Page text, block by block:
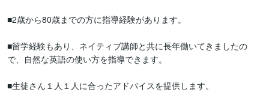
■2歳から80歳までの方に指導経験があります。
■留学経験もあり、ネイティブ講師と共に長年働いてきましたの
で、自然な英語の使い方を指導できます。
■生徒さん１人１人に合ったアドバイスを提供します。